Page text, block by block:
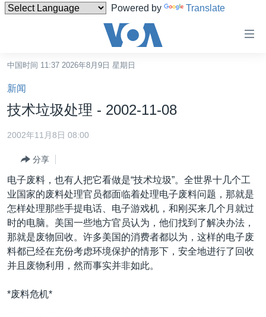
Powered by Translate
碍
链
接
跳
转
到
导
航
到
港澳
国际
最新国际新闻
印太
中东
欧洲
非洲
分类新闻
经济·金融·贸易
人权·法律·宗教
科教·文娱·体健
军事
美中关系
热点专题
白宫要闻
国会报道
VOA视频
VOA今日焦点
中国时间 11:37 2026年8月9日 星期日
新闻
技术垃圾处理 - 2002-11-08
2002年11月8日 08:00
分享
电子废料，也有人把它看做是“技术垃圾”。全世界十几个工
业国家的废料处理官员都面临着处理电子废料问题，那就是
怎样处理那些手提电话、电子游戏机，和刚买来几个月就过
时的电脑。美国一些地方官员认为，他们找到了解决办法，
那就是废物回收。许多美国的消费者都以为，这样的电子废
料都已经在充份考虑环境保护的情形下，安全地进行了回收
并且废物利用，然而事实并非如此。
*废料危机*